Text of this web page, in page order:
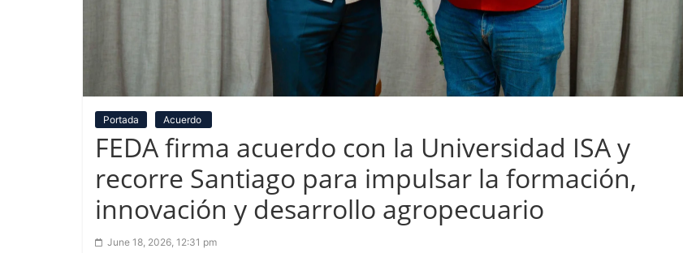
Portada Acuerdo
FEDA firma acuerdo con la Universidad ISA y
recorre Santiago para impulsar la formación,
innovación y desarrollo agropecuario
June 18, 2026, 12:31 pm